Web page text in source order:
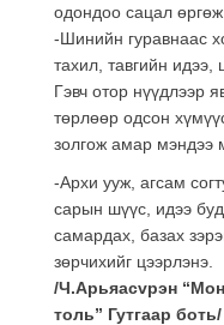
одондоо сацал өргөж
-Шинийн гуравнаас
тахил, тавгийн идээ,
Гэвч отор нүүдлээр
төрлөөр одсон
золгож амар мэндээ
-Архи ууж, агсам
сарын шүүс, идээ
самардах, базах
зөрчихийг цээрлэнэ.
/Ч.Арьяасvрэн
толь” Гутгаар боть/